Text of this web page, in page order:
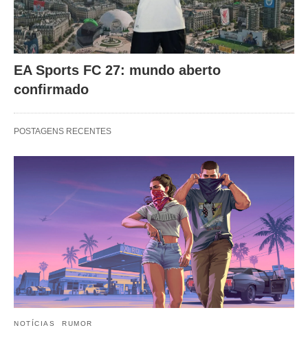
EA Sports FC 27: mundo aberto
confirmado
POSTAGENS RECENTES
NOTÍCIAS RUMOR